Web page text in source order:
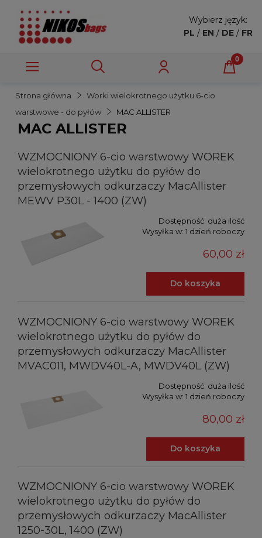
Wybierz język:
PL / EN / DE / FR
Strona główna
Worki wielokrotnego użytku 6-cio
warstwowe - do pyłów
MAC ALLISTER
MAC ALLISTER
WZMOCNIONY 6-cio warstwowy WOREK
wielokrotnego użytku do pyłów do
przemysłowych odkurzaczy MacAllister
MEWV P30L - 1400 (ZW)
Dostępność: duża ilość
Wysyłka w: 1 dzień roboczy
60,00 zł
Do koszyka
WZMOCNIONY 6-cio warstwowy WOREK
wielokrotnego użytku do pyłów do
przemysłowych odkurzaczy MacAllister
MVAC011, MWDV40L-A, MWDV40L (ZW)
Dostępność: duża ilość
Wysyłka w: 1 dzień roboczy
80,00 zł
Do koszyka
WZMOCNIONY 6-cio warstwowy WOREK
wielokrotnego użytku do pyłów do
przemysłowych odkurzaczy MacAllister
1250-30L, 1400 (ZW)